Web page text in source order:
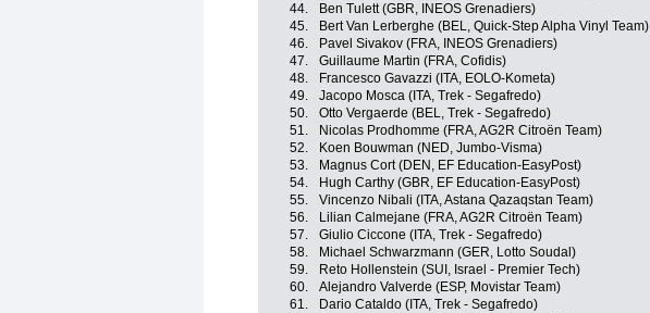
44.
Ben Tulett (GBR, INEOS Grenadiers)
45.
Bert Van Lerberghe (BEL, Quick-Step Alpha Vinyl Team)
46.
Pavel Sivakov (FRA, INEOS Grenadiers)
47.
Guillaume Martin (FRA, Cofidis)
48.
Francesco Gavazzi (ITA, EOLO-Kometa)
49.
Jacopo Mosca (ITA, Trek - Segafredo)
50.
Otto Vergaerde (BEL, Trek - Segafredo)
51.
Nicolas Prodhomme (FRA, AG2R Citroën Team)
52.
Koen Bouwman (NED, Jumbo-Visma)
53.
Magnus Cort (DEN, EF Education-EasyPost)
54.
Hugh Carthy (GBR, EF Education-EasyPost)
55.
Vincenzo Nibali (ITA, Astana Qazaqstan Team)
56.
Lilian Calmejane (FRA, AG2R Citroën Team)
57.
Giulio Ciccone (ITA, Trek - Segafredo)
58.
Michael Schwarzmann (GER, Lotto Soudal)
59.
Reto Hollenstein (SUI, Israel - Premier Tech)
60.
Alejandro Valverde (ESP, Movistar Team)
61.
Dario Cataldo (ITA, Trek - Segafredo)